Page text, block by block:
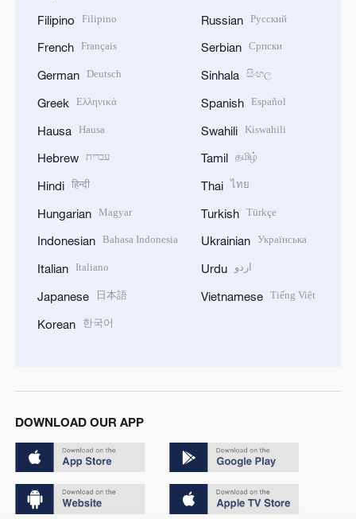
Filipino Filipino
French Français
German Deutsch
Greek Ελληνικά
Hausa Hausa
Hebrew עברית
Hindi हिन्दी
Hungarian Magyar
Indonesian Bahasa Indonesia
Italian Italiano
Japanese 日本語
Korean 한국어
Russian Русский
Serbian Српски
Sinhala සිංහල
Spanish Español
Swahili Kiswahili
Tamil தமிழ்
Thai ไทย
Turkish Türkçe
Ukrainian Українська
Urdu اردو
Vietnamese Tiếng Việt
DOWNLOAD OUR APP